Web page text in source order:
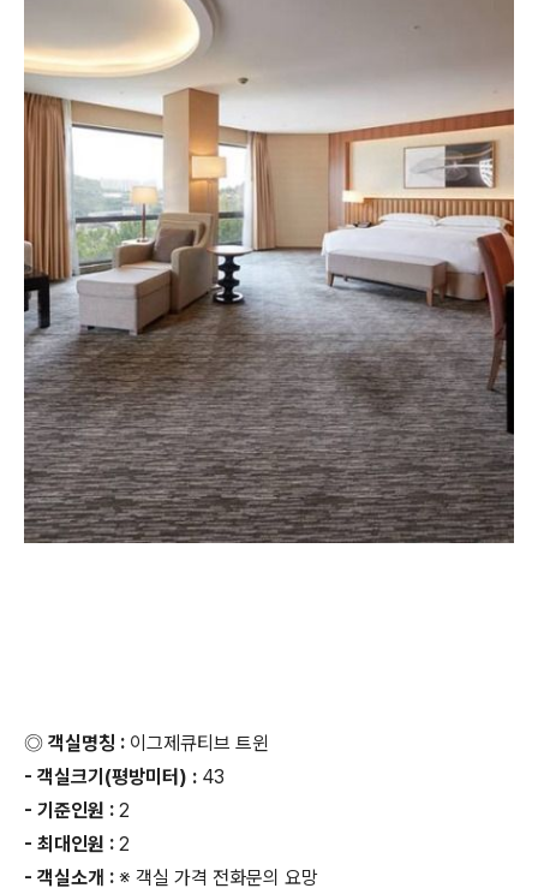
◎ 객실명칭 : 이그제큐티브 트윈
- 객실크기(평방미터) : 43
- 기준인원 : 2
- 최대인원 : 2
- 객실소개 : ※ 객실 가격 전화문의 요망